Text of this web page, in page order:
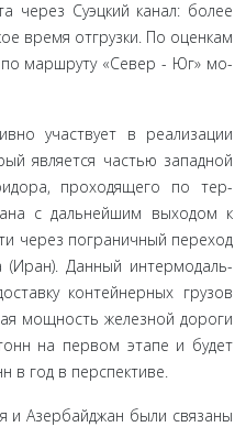
через Суэцкий канал: более
время отгрузки. По оценкам
по маршруту «Север - Юг» мо­
участвует в реализации
является частью западной
проходящего по тер­
с дальнейшим выходом к
через пограничный переход
(Иран). Данный интермодаль­
контейнерных грузов
мощность железной дороги
на первом этапе и будет
в год в перспективе.
и Азербайджан были свя­заны